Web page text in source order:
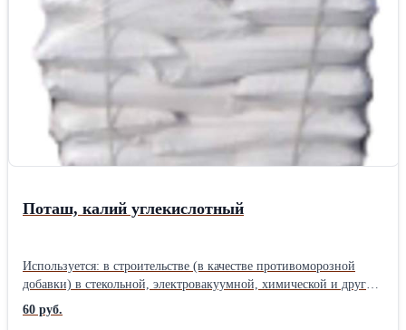
керамических и металлических изделий (тут необходима
ингибированная кислота) от загрязнений и дезинфекции; - в
гидрометаллургии и гальванопластике (при травлении черных и
цветных металлов и изделий из них, декапирование); - для
очистки поверхности металлов при паянии и лужении; - для
получения хлоридов цинка, марганца, железа и др. металлов; - в
пищевой промышленности соляная кислота зарегистрирована в
качестве регулятора кислотности, пищевой добавки E507.
Применяется для изготовления сельтерской (содовой) воды.
Поташ, калий углекислотный
Используется: в строительстве (в качестве противоморозной
добавки) в стекольной, электровакуумной, химической и других
отраслях промышленности для противопожарной обработки
деревянных строений, помещений, конструкций. Применение в
60 руб.